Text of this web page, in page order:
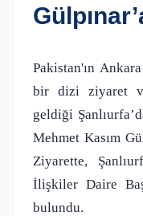
Pakistan'ın
bir dizi ziyaret
geldiği
Mehmet Kasım
Ziyarette,
İlişkiler Daire
bulundu.